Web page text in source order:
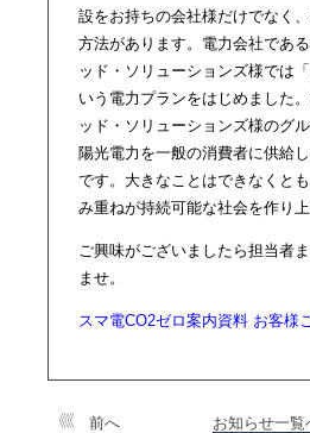
設をお持ちの会社様だけでなく
方法があります。電力会社であ
ッド・ソリューションズ様では
いう電力プランをはじめました
ッド・ソリューションズ様のグ
陽光電力を一般の消費者に供給
です。大きなことはできなくと
み重ねが持続可能な社会を作り上
ご興味がございましたら担当者
ませ。
スマ電CO2ゼロ案内資料 お客様
前へ お知らせ一覧